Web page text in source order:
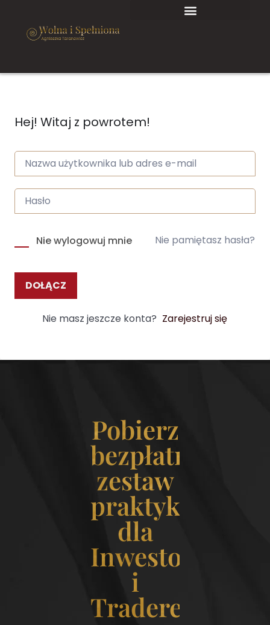
Hej! Witaj z powrotem!
Nie wylogowuj mnie Nie pamiętasz hasła?
DOŁĄCZ
Nie masz jeszcze konta? Zarejestruj się
Pobierz
bezpłatny
zestaw
praktyk
dla
Inwestorek
i
Traderek